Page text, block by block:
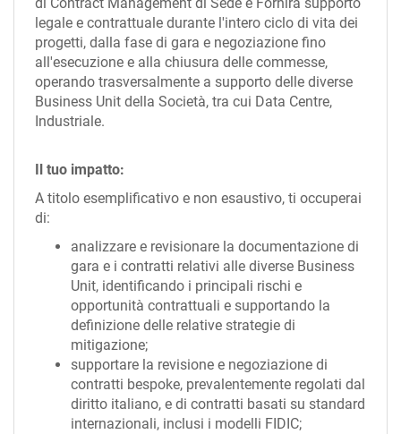
legale e contrattuale durante l'intero ciclo di vita dei
progetti, dalla fase di gara e negoziazione fino
all'esecuzione e alla chiusura delle commesse,
operando trasversalmente a supporto delle diverse
Business Unit della Società, tra cui Data Centre,
Industriale.
Il tuo impatto:
A titolo esemplificativo e non esaustivo, ti occuperai
di:
analizzare e revisionare la documentazione di
gara e i contratti relativi alle diverse Business
Unit, identificando i principali rischi e
opportunità contrattuali e supportando la
definizione delle relative strategie di
mitigazione;
supportare la revisione e negoziazione di
contratti bespoke, prevalentemente regolati dal
diritto italiano, e di contratti basati su standard
internazionali, inclusi i modelli FIDIC;